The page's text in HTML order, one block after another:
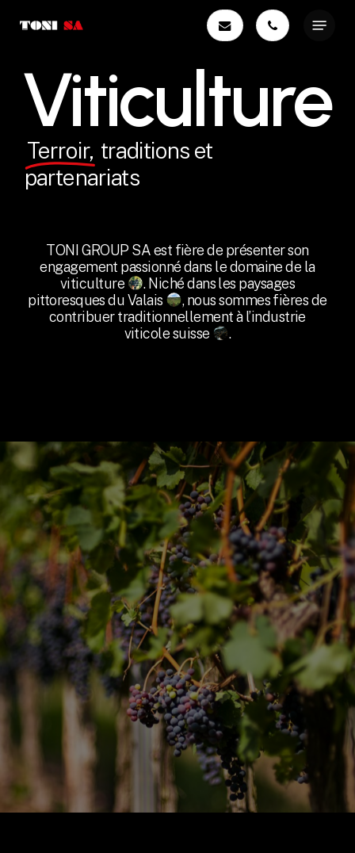
contentViticulture
Terroir, traditions et
partenariats
TONI GROUP SA est fière de présenter son
engagement passionné dans le domaine de la
viticulture
. Niché dans les paysages
pittoresques du Valais
, nous sommes fières de
contribuer traditionnellement à l’industrie
viticole suisse
.